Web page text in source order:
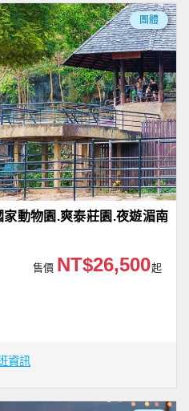
團體
家動物園.爽泰莊園.夜遊湄南
售價 NT$26,500起
資訊